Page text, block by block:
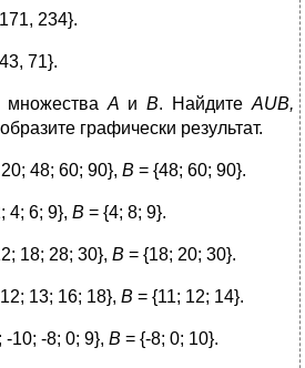
234}.
71}.
А иВ. Найдите AUB,
графически результат.
48; 60; 90}, В = {48; 60; 90}.
4; 6; 9}, В = {4; 8; 9}.
18; 28; 30}, В = {18; 20; 30}.
13; 16; 18}, В = {11; 12; 14}.
-10; -8; 0; 9}, В = {-8; 0; 10}.